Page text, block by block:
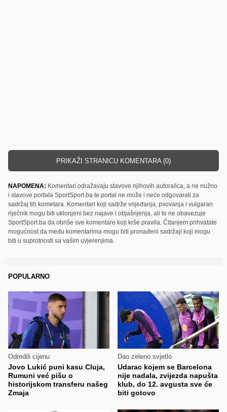
PRIKAŽI STRANICU KOMENTARA (0)
NAPOMENA: Komentari odražavaju stavove njihovih autora/ica, a ne nužno
i stavove portala SportSport.ba te portal ne može i neće odgovarati za
sadržaj tih kometara. Komentari koji sadrže vrijeđanja, psovanja i vulgaran
riječnik mogu biti uklonjeni bez najave i objašnjenja, ali to ne obavezuje
SportSport.ba da obriše sve komentare koji krše pravila. Čitanjem prihvatate
mogućnost da među komentarima mogu biti pronađeni sadržaji koji mogu
biti u suprotnosti sa vašim uvjerenjima.
POPULARNO
Odredili cijenu
Jovo Lukić puni kasu Cluja,
Rumuni već pišu o
historijskom transferu našeg
Zmaja
Dao zeleno svjetlo
Udarac kojem se Barcelona
nije nadala, zvijezda napušta
klub, do 12. avgusta sve će
biti gotovo